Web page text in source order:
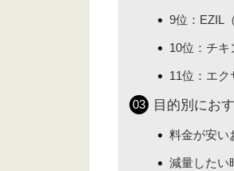
9位：EZIL
10位：チキ
11位：エク
目的別にお
料金が安い
減量したい